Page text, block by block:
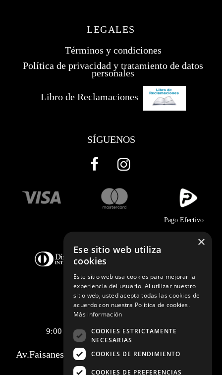
LEGALES
Términos y condiciones
Política de privacidad y tratamiento de datos
personales
Libro de Reclamaciones
SÍGUENOS
Pago Efectivo
Telf.:+51 989 174 974
info@johnholden.com.pe
9:00 am a 6:00 pm de lunes a viernes
Av.Faisanes 420 , Urb. La Campiña , Chorrillos
×
Ese sitio web utiliza
cookies
Este sitio web usa cookies para mejorar la
experiencia del usuario. Al utilizar nuestro
sitio web, usted acepta todas las cookies de
acuerdo con nuestra Política de cookies.
Más información
COOKIES ESTRICTAMENTE
NECESARIAS
COOKIES DE RENDIMIENTO
COOKIES DE PREFERENCIAS